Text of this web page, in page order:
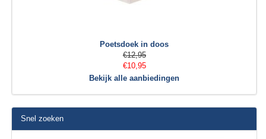
Poetsdoek in doos
€12,95
€10,95
Bekijk alle aanbiedingen
Snel zoeken